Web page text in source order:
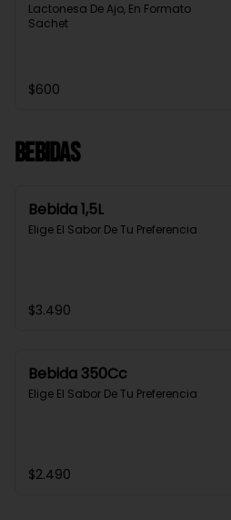
Lactonesa De Ajo, En Formato
Sachet
$600
Bebidas
Bebida 1,5L
Elige El Sabor De Tu Preferencia
$3.490
Bebida 350Cc
Elige El Sabor De Tu Preferencia
$2.490